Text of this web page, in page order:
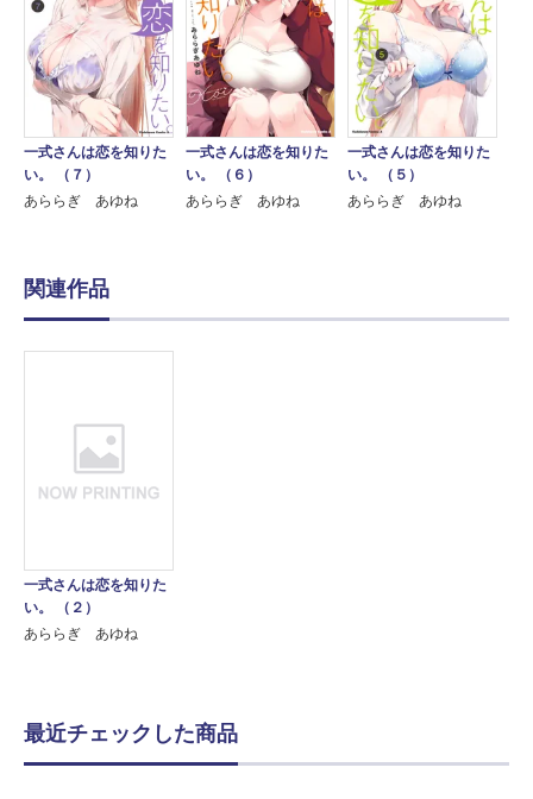
一式さんは恋を知りた
い。 （７）
あららぎ あゆね
一式さんは恋を知りた
い。 （６）
あららぎ あゆね
一式さんは恋を知りた
い。 （５）
あららぎ あゆね
関連作品
一式さんは恋を知りた
い。 （２）
あららぎ あゆね
最近チェックした商品